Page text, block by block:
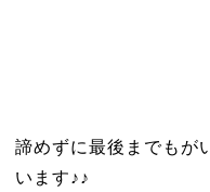
諦めずに最後までもが
います♪♪